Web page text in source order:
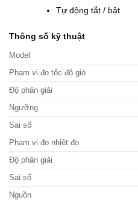
Tự động tắt / bật
Thông số kỹ thuật
Model
Phạm vi đo tốc độ gió
Độ phân giải
Ngưỡng
Sai số
Phạm vi đo nhiệt đọ
Độ phân giải
Sai số
Nguồn